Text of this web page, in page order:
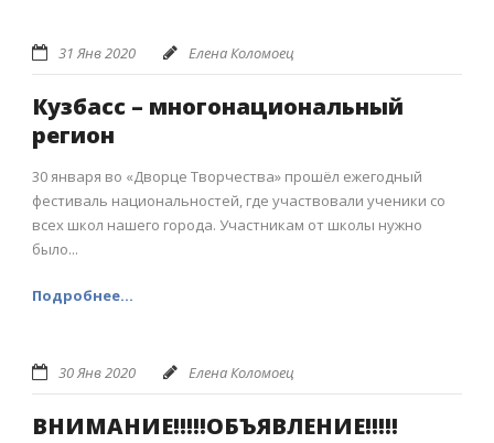
31 Янв 2020 Елена Коломоец
Кузбасс – многонациональный
регион
30 января во «Дворце Творчества» прошёл ежегодный
фестиваль национальностей, где участвовали ученики со
всех школ нашего города. Участникам от школы нужно
было...
Подробнее...
30 Янв 2020 Елена Коломоец
ВНИМАНИЕ!!!!!ОБЪЯВЛЕНИЕ!!!!!